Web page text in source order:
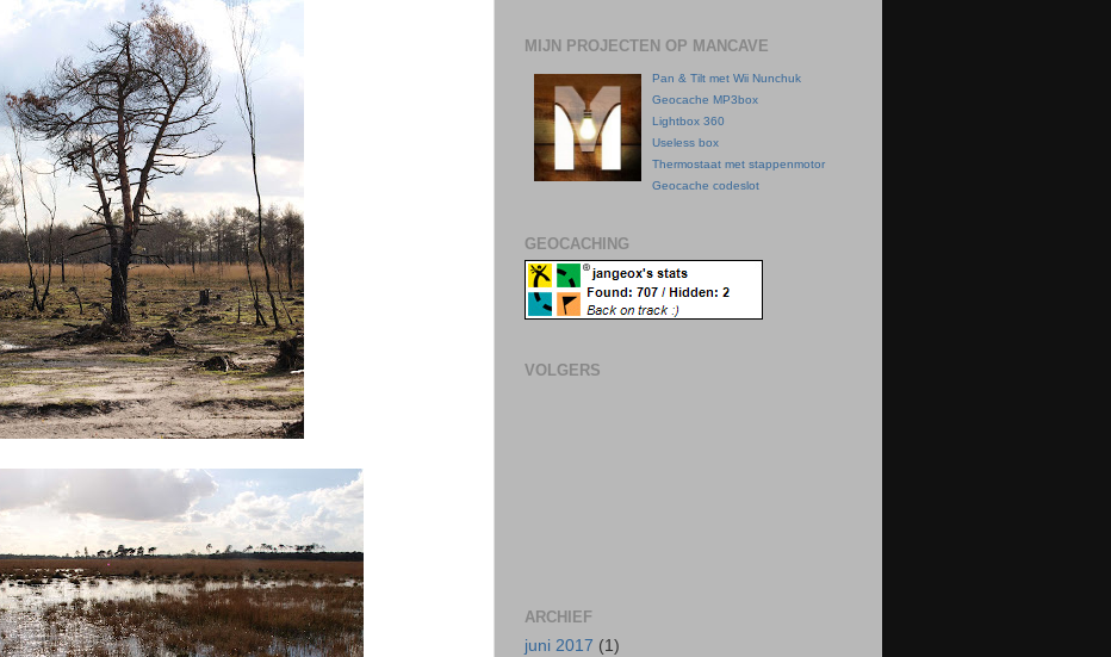
MIJN PROJECTEN OP MANCAVE
Pan & Tilt met Wii Nunchuk
Geocache MP3box
Lightbox 360
Useless box
Thermostaat met stappenmotor
Geocache codeslot
GEOCACHING
VOLGERS
ARCHIEF
juni 2017 (1)